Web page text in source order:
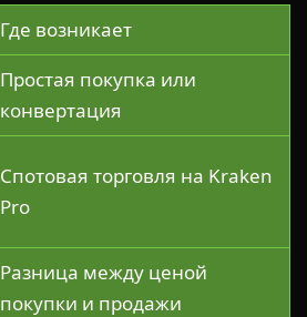
Где возникает
Простая покупка или
конвертация
Спотовая торговля на Kraken
Pro
Разница между ценой
покупки и продажи